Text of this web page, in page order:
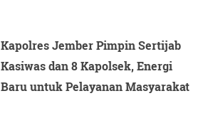
Kapolres Jember Pimpin Sertijab
Kasiwas dan 8 Kapolsek, Energi
Baru untuk Pelayanan Masyarakat